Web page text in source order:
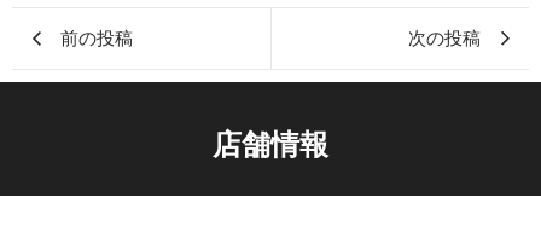
前の投稿 次の投稿
店舗情報